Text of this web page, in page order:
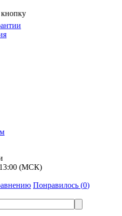
(МСК)
Понравилось (0)